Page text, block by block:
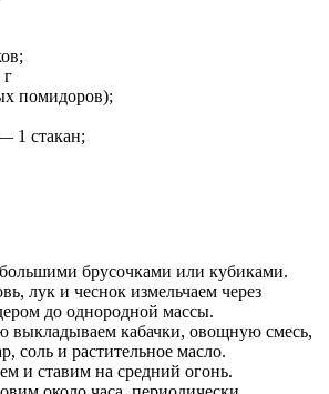
г
помидоров);
1 стакан;
брусочками или кубиками.
лук и чеснок измельчаем через
до однородной массы.
кабачки, овощную смесь,
соль и растительное масло.
и ставим на средний огонь.